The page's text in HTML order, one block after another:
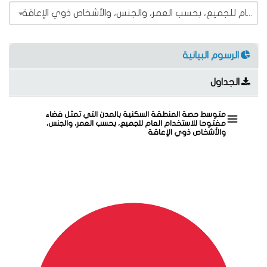
المؤشر 1.7.11 متوسط حصة المنطقة السكنية بالمدن التي تمثل فضاء مفتوحا للاستخدام العام للجميع، بحسب العمر، والجنس، والأشخاص ذوي الإعاقة
الرسوم البيانية
الجداول
مفتوحا للاستخدام العام للجميع، بحسب العمر، والجنس، والأشخاص ذوي الإعاقة
متوسط حصة المنطقة السكنية بالمدن التي تمثل فضاء
مفتوحا للاستخدام العام للجميع، بحسب العمر، والجنس،
والأشخاص ذوي الإعاقة